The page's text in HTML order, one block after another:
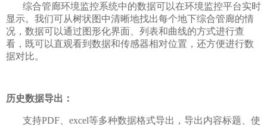
综合管廊环境监控系统中的数据可以在环境监控平台实时
显示。我们可从树状图中清晰地找出每个地下综合管廊的情
况，数据可以通过图形化界面、列表和曲线的方式进行查
看，既可以直观看到数据和传感器相对位置，还方便进行数
据对比。
历史数据导出：
支持PDF、excel等多种数据格式导出，导出内容标题、使